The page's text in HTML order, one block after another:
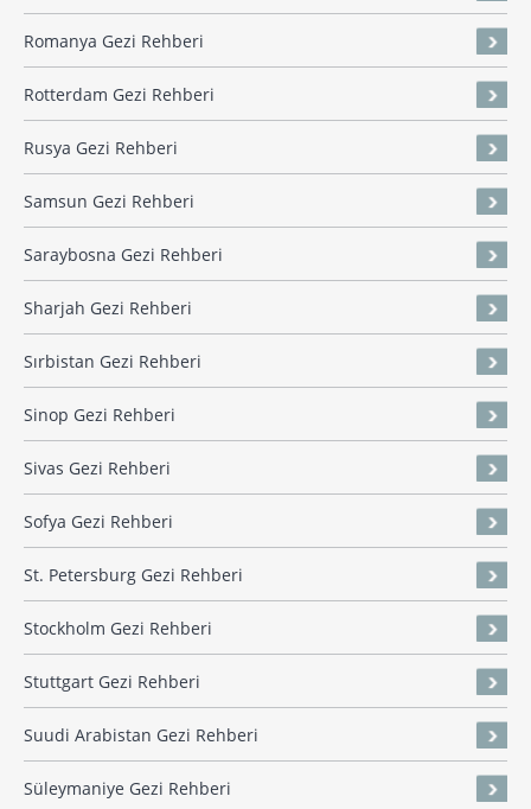
Romanya Gezi Rehberi
Rotterdam Gezi Rehberi
Rusya Gezi Rehberi
Samsun Gezi Rehberi
Saraybosna Gezi Rehberi
Sharjah Gezi Rehberi
Sırbistan Gezi Rehberi
Sinop Gezi Rehberi
Sivas Gezi Rehberi
Sofya Gezi Rehberi
St. Petersburg Gezi Rehberi
Stockholm Gezi Rehberi
Stuttgart Gezi Rehberi
Suudi Arabistan Gezi Rehberi
Süleymaniye Gezi Rehberi